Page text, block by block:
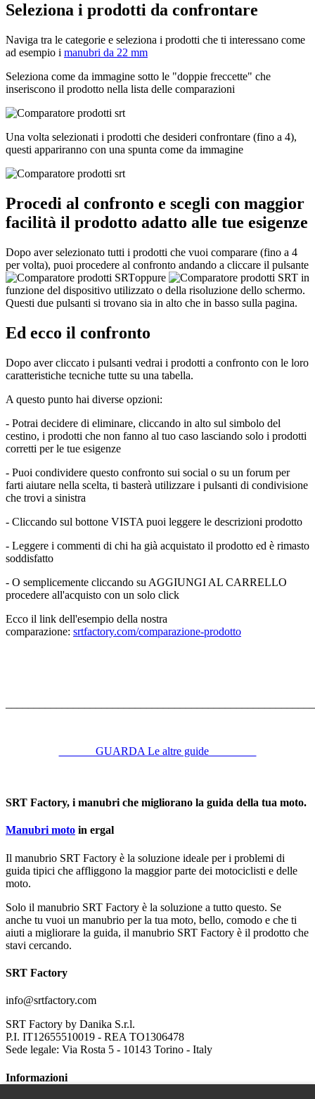
Seleziona i prodotti da confrontare
Naviga tra le categorie e seleziona i prodotti che ti interessano come
ad esempio i manubri da 22 mm
Seleziona come da immagine sotto le "doppie freccette" che
inseriscono il prodotto nella lista delle comparazioni
Una volta selezionati i prodotti che desideri confrontare (fino a 4),
questi appariranno con una spunta come da immagine
Procedi al confronto e scegli con maggior
facilità il prodotto adatto alle tue esigenze
Dopo aver selezionato tutti i prodotti che vuoi comparare (fino a 4
per volta), puoi procedere al confronto andando a cliccare il pulsante
oppure
in
funzione del dispositivo utilizzato o della risoluzione dello schermo.
Questi due pulsanti si trovano sia in alto che in basso sulla pagina.
Ed ecco il confronto
Dopo aver cliccato i pulsanti vedrai i prodotti a confronto con le loro
caratteristiche tecniche tutte su una tabella.
A questo punto hai diverse opzioni:
- Potrai decidere di eliminare, cliccando in alto sul simbolo del
cestino, i prodotti che non fanno al tuo caso lasciando solo i prodotti
corretti per le tue esigenze
- Puoi condividere questo confronto sui social o su un forum per
farti aiutare nella scelta, ti basterà utilizzare i pulsanti di condivisione
che trovi a sinistra
- Cliccando sul bottone VISTA puoi leggere le descrizioni prodotto
- Leggere i commenti di chi ha già acquistato il prodotto ed è rimasto
soddisfatto
- O semplicemente cliccando su AGGIUNGI AL CARRELLO
procedere all'acquisto con un solo click
Ecco il link dell'esempio della nostra
comparazione: srtfactory.com/comparazione-prodotto
GUARDA Le altre guide
SRT Factory, i manubri che migliorano la guida della tua moto.
Manubri moto in ergal
Il manubrio SRT Factory è la soluzione ideale per i problemi di
guida tipici che affliggono la maggior parte dei motociclisti e delle
moto.
Solo il manubrio SRT Factory è la soluzione a tutto questo. Se
anche tu vuoi un manubrio per la tua moto, bello, comodo e che ti
aiuti a migliorare la guida, il manubrio SRT Factory è il prodotto che
stavi cercando.
SRT Factory
info@srtfactory.com
SRT Factory by Danika S.r.l.
P.I. IT12655510019 - REA TO1306478
Sede legale: Via Rosta 5 - 10143 Torino - Italy
Informazioni